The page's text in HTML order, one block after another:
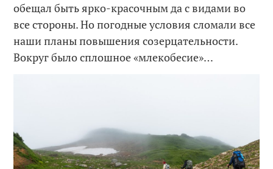
обещал быть ярко-красочным да с видами во
все стороны. Но погодные условия сломали все
наши планы повышения созерцательности.
Вокруг было сплошное «млекобесие»…